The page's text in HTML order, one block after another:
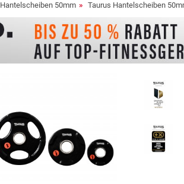
Hantelscheiben 50mm Taurus Hantelscheiben